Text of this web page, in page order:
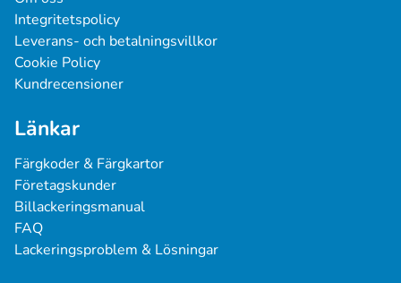
Integritetspolicy
Leverans- och betalningsvillkor
Cookie Policy
Kundrecensioner
Länkar
Färgkoder & Färgkartor
Företagskunder
Billackeringsmanual
FAQ
Lackeringsproblem & Lösningar